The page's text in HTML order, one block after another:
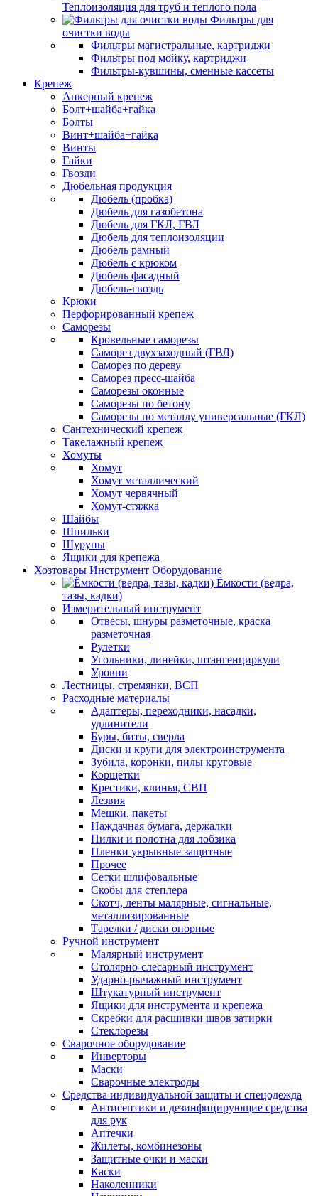
Теплоизоляция для труб и теплого пола
Фильтры для
очистки воды
Фильтры магистральные, картриджи
Фильтры под мойку, картриджи
Фильтры-кувшины, сменные кассеты
Крепеж
Анкерный крепеж
Болт+шайба+гайка
Болты
Винт+шайба+гайка
Винты
Гайки
Гвозди
Дюбельная продукция
Дюбель (пробка)
Дюбель для газобетона
Дюбель для ГКЛ, ГВЛ
Дюбель для теплоизоляции
Дюбель рамный
Дюбель с крюком
Дюбель фасадный
Дюбель-гвоздь
Крюки
Перфорированный крепеж
Саморезы
Кровельные саморезы
Саморез двухзаходный (ГВЛ)
Саморез по дереву
Саморез пресс-шайба
Саморезы оконные
Саморезы по бетону
Саморезы по металлу универсальные (ГКЛ)
Сантехнический крепеж
Такелажный крепеж
Хомуты
Хомут
Хомут металлический
Хомут червячный
Хомут-стяжка
Шайбы
Шпильки
Шурупы
Ящики для крепежа
Хозтовары Инструмент Оборудование
Ёмкости (ведра,
тазы, кадки)
Измерительный инструмент
Отвесы, шнуры разметочные, краска
разметочная
Рулетки
Угольники, линейки, штангенциркули
Уровни
Лестницы, стремянки, ВСП
Расходные материалы
Адаптеры, переходники, насадки,
удлинители
Буры, биты, сверла
Диски и круги для электроинструмента
Зубила, коронки, пилы круговые
Корщетки
Крестики, клинья, СВП
Лезвия
Мешки, пакеты
Наждачная бумага, держалки
Пилки и полотна для лобзика
Пленки укрывные защитные
Прочее
Сетки шлифовальные
Скобы для степлера
Скотч, ленты малярные, сигнальные,
металлизированные
Тарелки / диски опорные
Ручной инструмент
Малярный инструмент
Столярно-слесарный инструмент
Ударно-рычажный инструмент
Штукатурный инструмент
Ящики для инструмента и крепежа
Скребки для расшивки швов затирки
Стеклорезы
Сварочное оборудование
Инверторы
Маски
Сварочные электроды
Средства индивидуальной защиты и спецодежда
Антисептики и дезинфицирующие средства
для рук
Аптечки
Жилеты, комбинезоны
Защитные очки и маски
Каски
Наколенники